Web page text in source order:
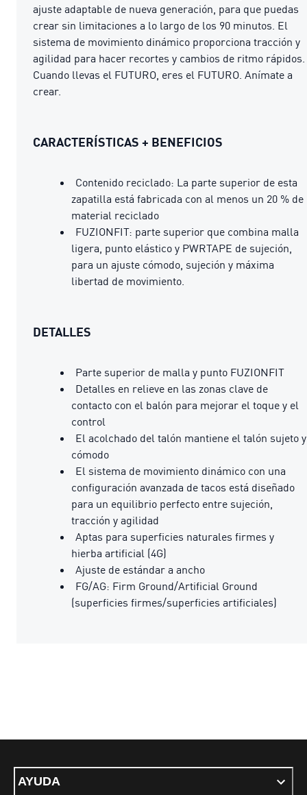
ajuste adaptable de nueva generación, para que puedas
crear sin limitaciones a lo largo de los 90 minutos. El
sistema de movimiento dinámico proporciona tracción y
agilidad para hacer recortes y cambios de ritmo rápidos.
Cuando llevas el FUTURO, eres el FUTURO. Anímate a
crear.
CARACTERÍSTICAS + BENEFICIOS
Contenido reciclado: La parte superior de esta
zapatilla está fabricada con al menos un 20 % de
material reciclado
FUZIONFIT: parte superior que combina malla
ligera, punto elástico y PWRTAPE de sujeción,
para un ajuste cómodo, sujeción y máxima
libertad de movimiento.
DETALLES
Parte superior de malla y punto FUZIONFIT
Detalles en relieve en las zonas clave de
contacto con el balón para mejorar el toque y el
control
El acolchado del talón mantiene el talón sujeto y
cómodo
El sistema de movimiento dinámico con una
configuración avanzada de tacos está diseñado
para un equilibrio perfecto entre sujeción,
tracción y agilidad
Aptas para superficies naturales firmes y
hierba artificial (4G)
Ajuste de estándar a ancho
FG/AG: Firm Ground/Artificial Ground
(superficies firmes/superficies artificiales)
AYUDA